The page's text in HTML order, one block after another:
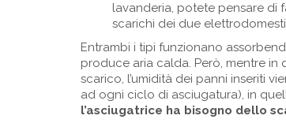
lavanderia, potete pensare di
scarichi dei due
Entrambi i tipi funzionano
produce aria calda. Però, mentre
scarico, l’umidità dei panni inseriti
ad ogni ciclo di asciugatura), in
l’asciugatrice ha bisogno dello